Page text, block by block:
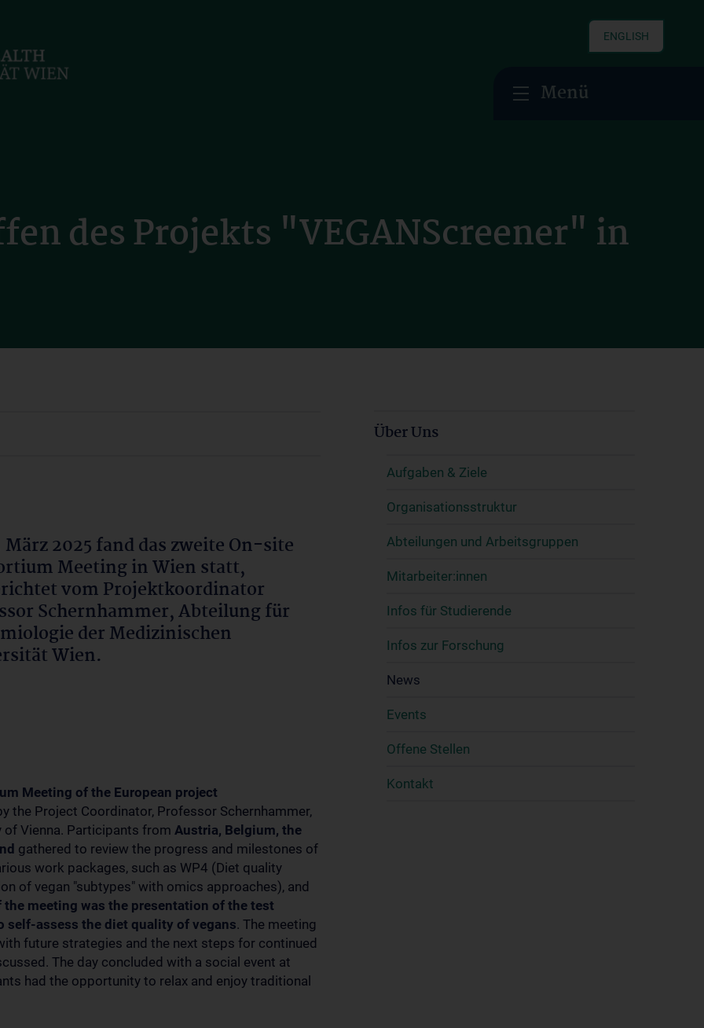
ENGLISH
Menü
des Projekts "VEGANScreener" in
März 2025 fand das zweite On-site
Meeting in Wien statt,
vom Projektkoordinator
Schernhammer, Abteilung für
der Medizinischen
Wien.
Meeting of the European project
the Project Coordinator, Professor Schernhammer,
Vienna. Participants from Austria, Belgium, the
gathered to review the progress and milestones of
work packages, such as WP4 (Diet quality
of vegan "subtypes" with omics approaches), and
meeting was the presentation of the test
self-assess the diet quality of vegans. The meeting
future strategies and the next steps for continued
The day concluded with a social event at
had the opportunity to relax and enjoy traditional
Über Uns
Aufgaben & Ziele
Organisationsstruktur
Abteilungen und Arbeitsgruppen
Mitarbeiter:innen
Infos für Studierende
Infos zur Forschung
News
Events
Offene Stellen
Kontakt